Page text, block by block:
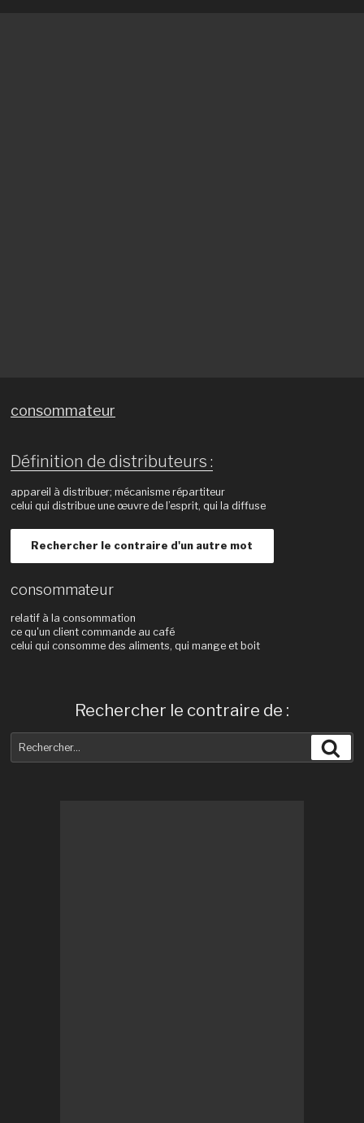
consommateur
Définition de distributeurs :
appareil à distribuer; mécanisme répartiteur
celui qui distribue une œuvre de l’esprit, qui la diffuse
Rechercher le contraire d'un autre mot
consommateur
relatif à la consommation
ce qu'un client commande au café
celui qui consomme des aliments, qui mange et boit
Rechercher le contraire de :
pour